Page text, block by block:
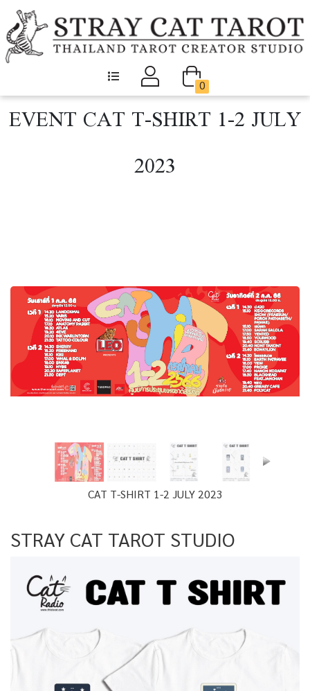
0
EVENT CAT T-SHIRT 1-2 JULY
2023
CAT T-SHIRT 1-2 JULY 2023
STRAY CAT TAROT STUDIO